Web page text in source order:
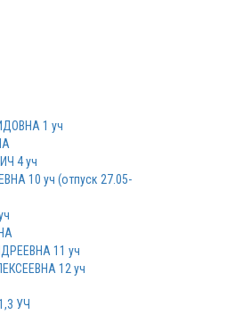
1 уч
4 уч
10 уч (отпуск 27.05-
11 уч
12 уч
УЧ